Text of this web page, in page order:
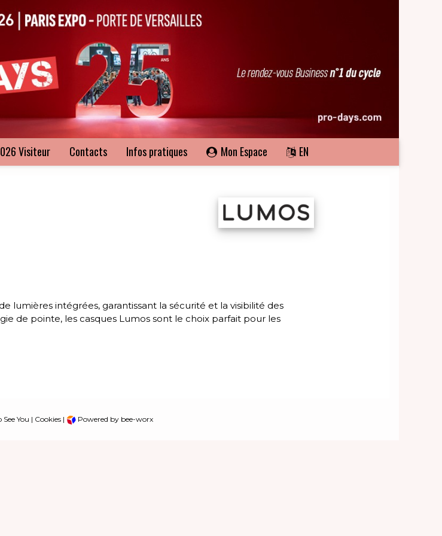
Visiteur Contacts Infos pratiques Mon Espace EN
lumières intégrées, garantissant la sécurité et la visibilité des
de pointe, les casques Lumos sont le choix parfait pour les
You | Cookies| Powered by bee-worx